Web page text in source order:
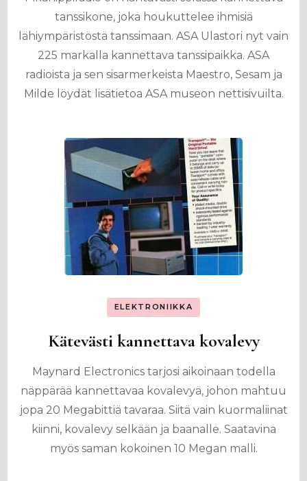
tanssikone, joka houkuttelee ihmisiä
lähiympäristöstä tanssimaan. ASA Ulastori nyt vain
225 markalla kannettava tanssipaikka. ASA
radioista ja sen sisarmerkeista Maestro, Sesam ja
Milde löydät lisätietoa ASA museon nettisivuilta.
ELEKTRONIIKKA
Kätevästi kannettava kovalevy
Maynard Electronics tarjosi aikoinaan todella
näppärää kannettavaa kovalevyä, johon mahtuu
jopa 20 Megabittiä tavaraa. Siitä vain kuormaliinat
kiinni, kovalevy selkään ja baanalle. Saatavina
myös saman kokoinen 10 Megan malli.